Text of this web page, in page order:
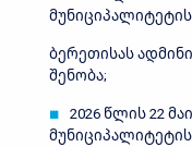
ბერეთისას
შენობა;
2026 წლის 22